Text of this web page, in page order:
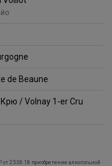
de Beaune
/ Volnay 1-er Cru
25.06.18 приобретение алкогольной